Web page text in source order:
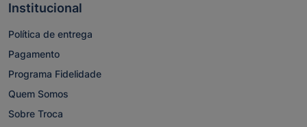
Institucional
Política de entrega
Pagamento
Programa Fidelidade
Quem Somos
Sobre Troca